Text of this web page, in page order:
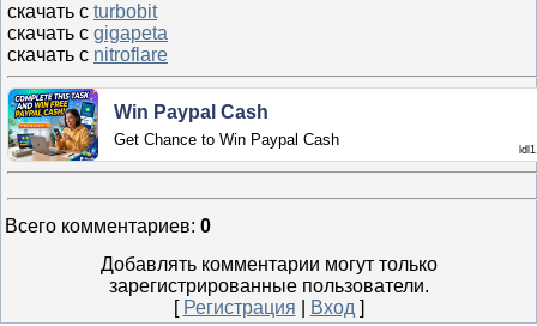
скачать с turbobit
скачать с gigapeta
скачать с nitroflare
Win Paypal Cash
Get Chance to Win Paypal Cash
Всего комментариев: 0
Добавлять комментарии могут только
зарегистрированные пользователи.
[ Регистрация Вход ]